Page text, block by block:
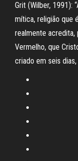
Grit (Wilber, 1991):
mítica, religião que
realmente acredita,
Vermelho, que
criado em seis